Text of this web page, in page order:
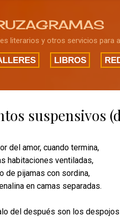
literarios y otros servicios para
LIBROS
suspensivos
del amor, cuando termina,
habitaciones ventiladas,
de pijamas con sordina,
en camas separadas.
del después son los despojos